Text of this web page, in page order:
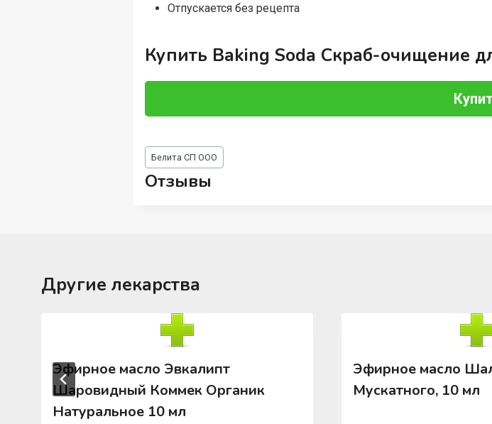
Отпускается без рецепта
Купить Baking Soda Скраб-очищение
Метки
записи:
Белита СП ООО
Отзывы
Другие лекарства
Эфирное масло Эвкалипт
Шаровидный Коммек Органик
Натуральное 10 мл
Эфирное масло
Мускатного, 10 мл